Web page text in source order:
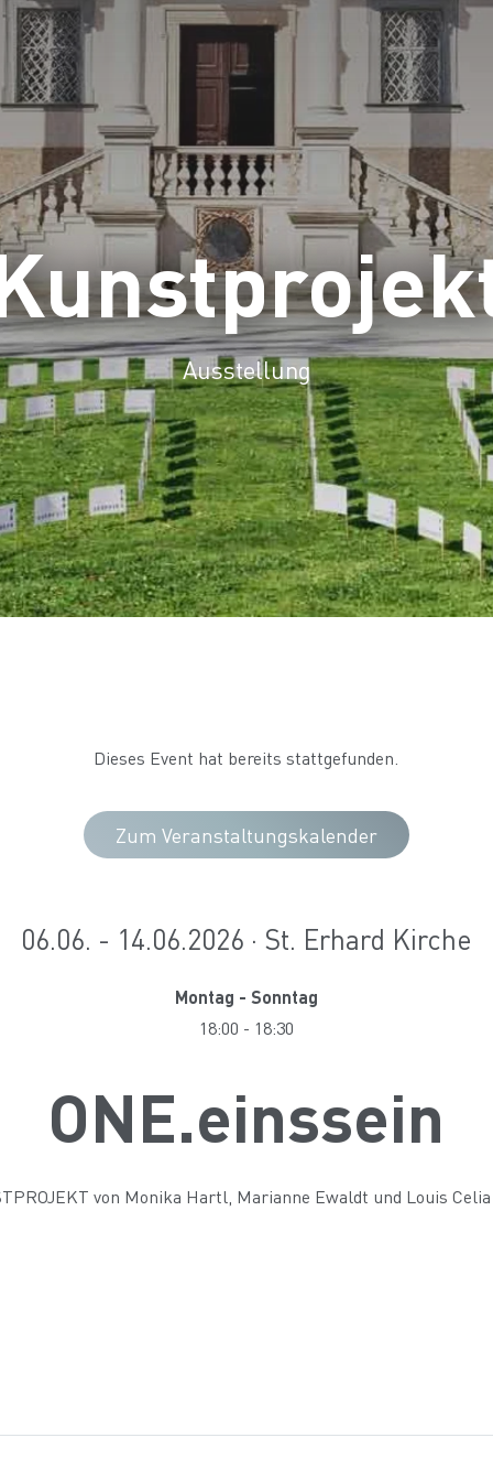
Ausstellung
Dieses Event hat bereits stattgefunden.
Zum Veranstaltungskalender
06.06. - 14.06.2026 · St. Erhard Kirche
Montag - Sonntag
18:00 - 18:30
ONE.einssein
von Monika Hartl, Marianne Ewaldt und Louis